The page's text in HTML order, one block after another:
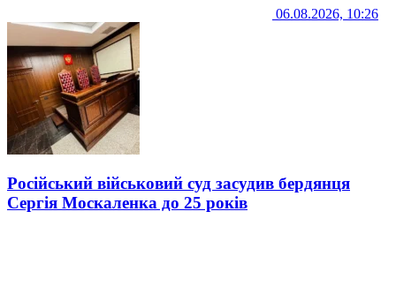
06.08.2026, 10:26
Російський військовий суд засудив бердянця
Сергія Москаленка до 25 років